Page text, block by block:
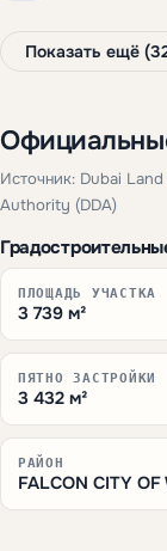
Показать ещё
Источник: Dubai
Authority (DDA)
ПЛОЩАДЬ УЧАСТКА
3 739 м²
ПЯТНО ЗАСТРОЙКИ
3 432 м²
РАЙОН
FALCON CITY OF